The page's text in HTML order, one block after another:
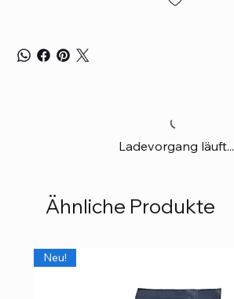
Ladevorgang läuft...
Ähnliche Produkte
Neu!